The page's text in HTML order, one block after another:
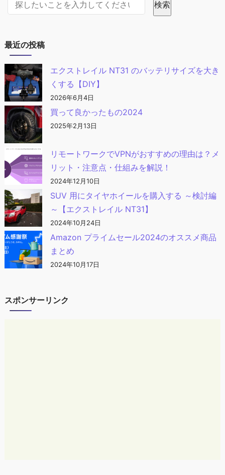
検索
最近の投稿
エクストレイル NT31 のバッテリサイズを大き
くする【DIY】
2026年6月4日
買って良かったもの2024
2025年2月13日
リモートワークでVPNがおすすめの理由は？メ
リット・注意点・仕組みを解説！
2024年12月10日
SUV 用にタイヤホイールを購入する ～検討編
～【エクストレイル NT31】
2024年10月24日
Amazon プライムセール2024のオススメ商品
まとめ
2024年10月17日
スポンサーリンク